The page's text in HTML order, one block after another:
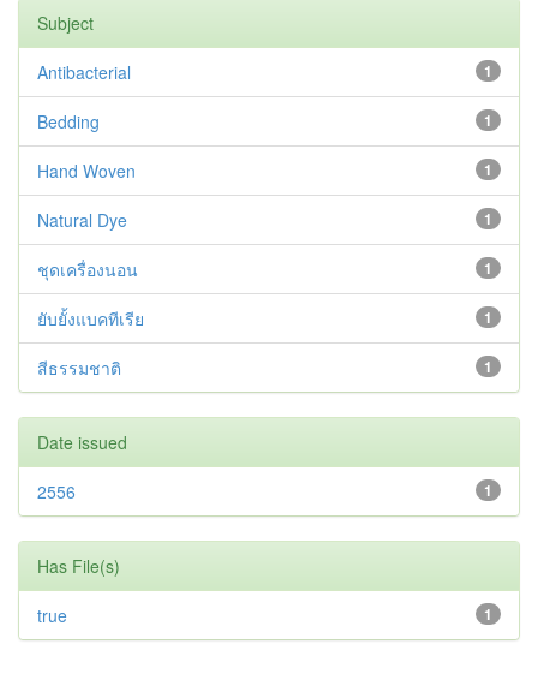
Subject
1
Antibacterial
1
Bedding
1
Hand Woven
1
Natural Dye
1
ชุดเครื่องนอน
1
ยับยั้งแบคทีเรีย
1
สีธรรมชาติ
Date issued
1
2556
Has File(s)
1
true